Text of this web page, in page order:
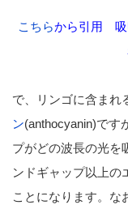
こちらから引用 吸
で、リンゴに含まれ
ン(anthocyanin)です
プがどの波長の光を
ンドギャップ以上の
ことになります。な